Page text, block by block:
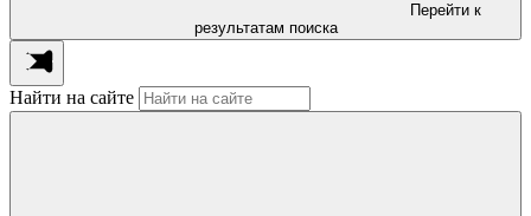
Перейти к
результатам поиска
Найти на сайте